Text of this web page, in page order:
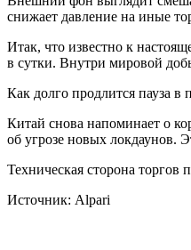
снижает давление на иные
Итак, что известно к
в сутки. Внутри мировой
Как долго продлится пауза в
Китай снова напоминает о
об угрозе новых локдаунов.
Техническая сторона торгов
Источник: Alpari